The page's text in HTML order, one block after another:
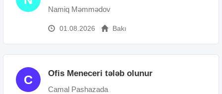
Namiq Məmmədov
01.08.2026 Bakı
C Ofis Meneceri tələb olunur
Camal Pashazada